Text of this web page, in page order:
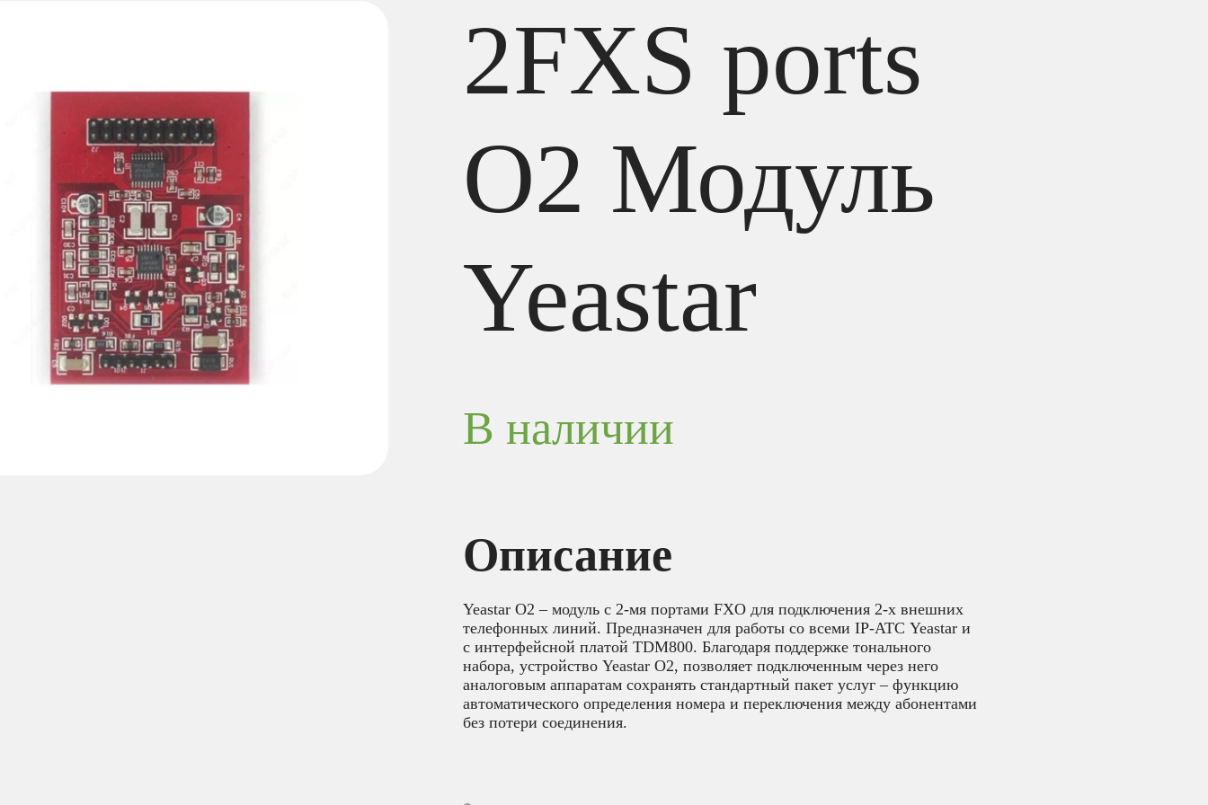
2FXS ports
O2 Модуль
Yeastar
В наличии
Описание
Yeastar O2 – модуль с 2-мя портами FXO для подключения 2-х внешних
телефонных линий. Предназначен для работы со всеми IP-АТС Yeastar и
с интерфейсной платой TDM800. Благодаря поддержке тонального
набора, устройство Yeastar O2, позволяет подключенным через него
аналоговым аппаратам сохранять стандартный пакет услуг – функцию
автоматического определения номера и переключения между абонентами
без потери соединения.